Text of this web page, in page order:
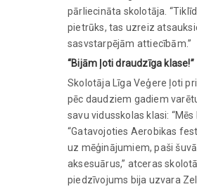
pārliecināta skolotāja.
pietrūks, tas uzreiz
sasvstarpējām attiecībām.”
“Bijām ļoti draudzīga klase!”
Skolotāja Līga Veģere ļoti
pēc daudziem gadiem
savu vidusskolas klasi:
“Gatavojoties Aerobikas
uz mēģinājumiem, paši
aksesuārus,” atceras
piedzīvojums bija uzvara